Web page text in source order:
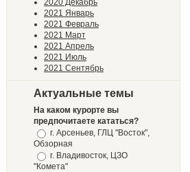
2020 Декабрь
2021 Январь
2021 Февраль
2021 Март
2021 Апрель
2021 Июль
2021 Сентябрь
Актуальные темы
На каком курорте вы
предпочитаете кататься?
г. Арсеньев, ГЛЦ "Восток",
Обзорная
г. Владивосток, ЦЗО
"Комета"